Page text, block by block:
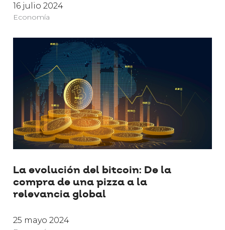
16 julio 2024
Economía
La evolución del bitcoin: De la
compra de una pizza a la
relevancia global
25 mayo 2024